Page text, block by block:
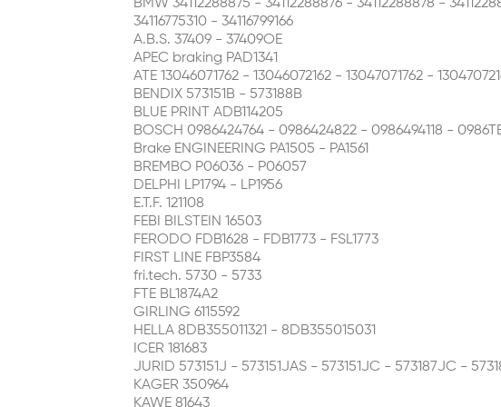
BMW 34112288875 - 34112288876 - 34112288878 -
34116775310 - 34116799166
A.B.S. 37409 - 37409OE
APEC braking PAD1341
ATE 13046071762 - 13046072162 - 13047071762 -
BENDIX 573151B - 573188B
BLUE PRINT ADB114205
BOSCH 0986424764 - 0986424822 - 0986494118 -
Brake ENGINEERING PA1505 - PA1561
BREMBO P06036 - P06057
DELPHI LP1794 - LP1956
E.T.F. 121108
FEBI BILSTEIN 16503
FERODO FDB1628 - FDB1773 - FSL1773
FIRST LINE FBP3584
fri.tech. 5730 - 5733
FTE BL1874A2
GIRLING 6115592
HELLA 8DB355011321 - 8DB355015031
ICER 181683
JURID 573151J - 573151JAS - 573151JC - 573187JC -
KAGER 350964
KAWE 81643